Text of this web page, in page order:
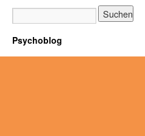
Psychoblog